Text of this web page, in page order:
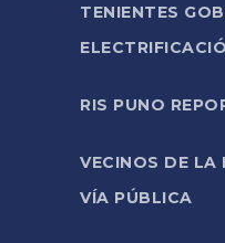
TENIENTES
RIS PUNO
VECINOS DE LA
VÍA PÚBLICA